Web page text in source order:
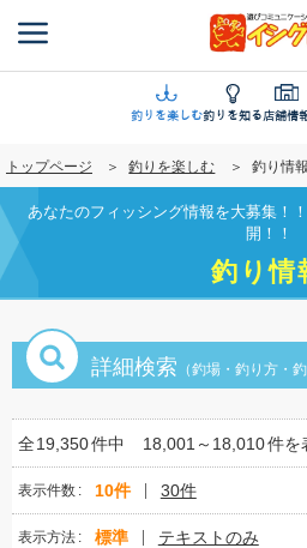
ン
に
移
動
釣りを楽しむ釣りを知る店舗情
トップページ 釣りを楽しむ 釣り情報
あなたのフィッシング情報を大募集！
開！！
釣り情
詳細検索 （釣場・釣り方・
全19,350件中 18,001～18,010件を
表示件数 10件 30件
表示方法 標準 テキストのみ